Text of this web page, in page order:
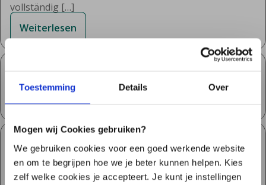
Toestemming Details Over
Mogen wij Cookies gebruiken?
We gebruiken cookies voor een goed werkende website
en om te begrijpen hoe we je beter kunnen helpen. Kies
zelf welke cookies je accepteert. Je kunt je instellingen
vollständig […]
Weiterlesen
2: Saccharomyces boulardii
Die Möglichkeiten der MyOwnBlend-
Magisterienpräparation des Microbiome Center sind